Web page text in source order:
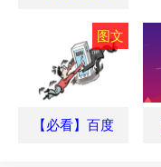
【必看】百度